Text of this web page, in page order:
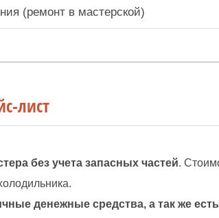
(ремонт в мастерской)
лист
без учета запасных частей.
денежные средства, а так же